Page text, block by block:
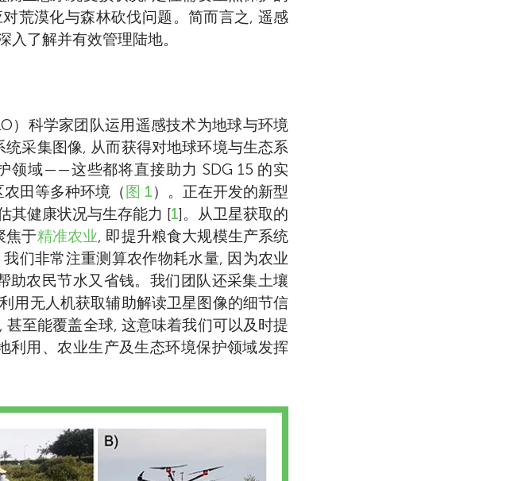
荒漠化与森林砍伐问题。简而言之, 遥感
了解并有效管理陆地。
）科学家团队运用遥感技术为地球与环境
采集图像, 从而获得对地球环境与生态系
领域——这些都将直接助力 SDG 15 的实
田等多种环境（ 图 1）。正在开发的新型
其健康状况与生存能力 [1]。从卫星获取的
焦于精准农业, 即提升粮食大规模生产系统
我们非常注重测算农作物耗水量, 因为农业
助农民节水又省钱。我们团队还采集土壤
用无人机获取辅助解读卫星图像的细节信
至能覆盖全球, 这意味着我们可以及时提
利用、农业生产及生态环境保护领域发挥